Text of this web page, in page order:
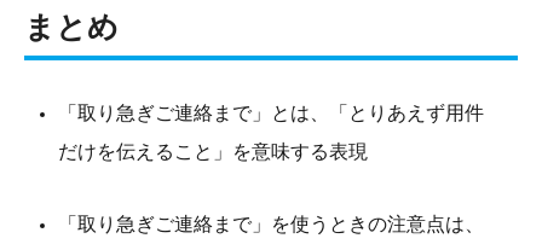
まとめ
「取り急ぎご連絡まで」とは、「とりあえず用件
だけを伝えること」を意味する表現
「取り急ぎご連絡まで」を使うときの注意点は、